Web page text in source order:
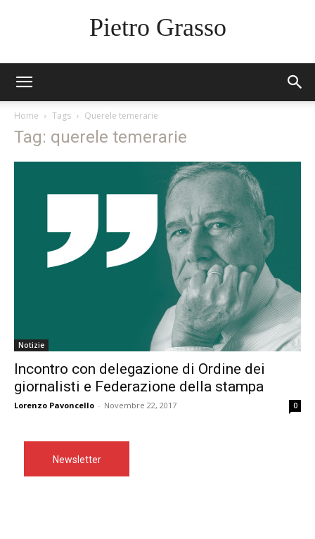
Pietro Grasso
Home Tags Querele temerarie
Tag: querele temerarie
Notizie
Incontro con delegazione di Ordine dei
giornalisti e Federazione della stampa
Lorenzo Pavoncello - Novembre 22, 2017 0
Newsletter